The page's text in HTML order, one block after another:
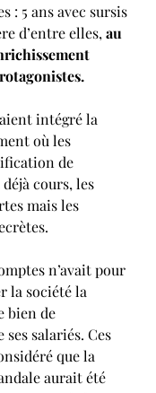
: 5 ans avec sursis
d’entre elles, au
intégré la
où les
de
cours, les
mais les
n’avait pour
la société la
bien de
salariés. Ces
que la
aurait été